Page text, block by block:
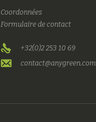
Coordonnées
Formulaire de contact
+32(0)2 253 10 69
contact@anygreen.com